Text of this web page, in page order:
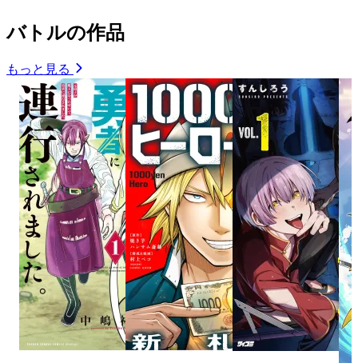
バトルの作品
もっと見る